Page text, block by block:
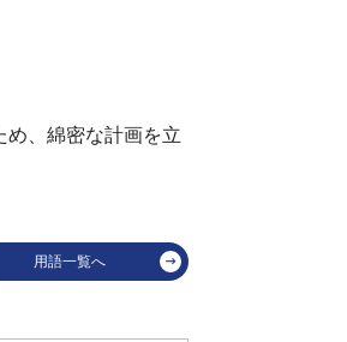
、綿密な計画を立
用語一覧へ